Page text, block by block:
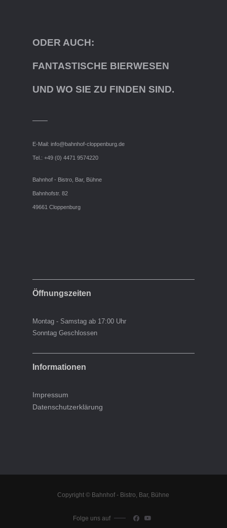
ODER AUCH:
FANTASTISCHE BIERWESEN
UND WO SIE ZU FINDEN SIND.
E-Mail: info@bahnhof-cloppenburg.de
Tel.: +49 (0) 4471 9574220
Bahnhof - Bistro, Bar, Bühne
Bahnhofstr. 82
49661 Cloppenburg
Öffnungszeiten
Montag - Samstag ab 17:00 Uhr
Sonntag Geschlossen
Informationen
Impressum
Datenschutzerklärung
Copyright © Bahnhof - Bistro, Bar, Bühne
Folge uns auf